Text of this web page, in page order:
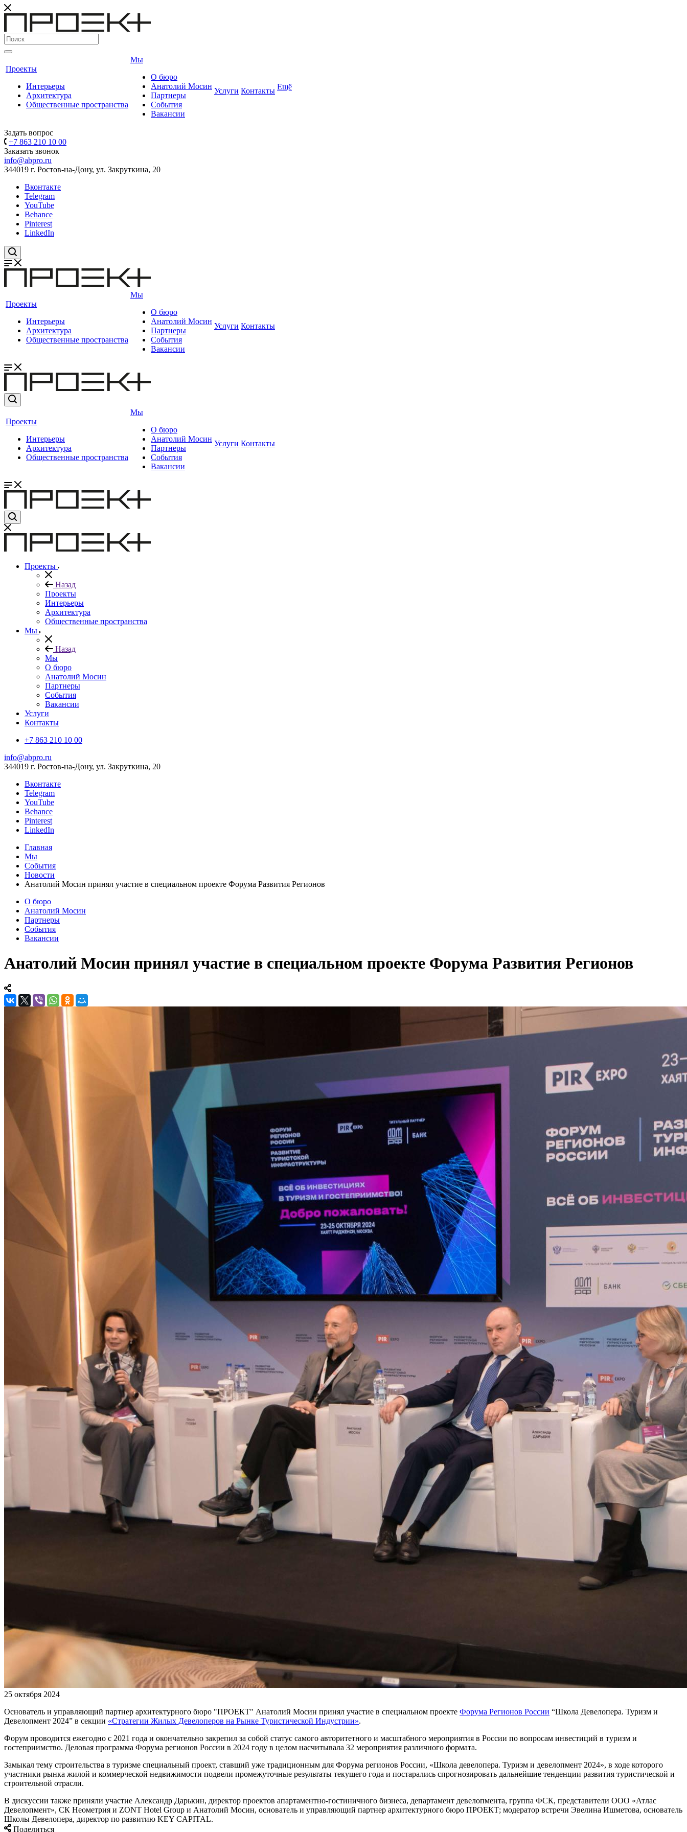
Проекты
Интерьеры
Архитектура
Общественные пространства
Мы
О бюро
Анатолий Мосин
Партнеры
События
Вакансии
Услуги Контакты Ещё
Задать вопрос
+7 863 210 10 00
Заказать звонок
info@abpro.ru
344019 г. Ростов-на-Дону, ул. Закруткина, 20
Вконтакте
Telegram
YouTube
Behance
Pinterest
LinkedIn
Проекты
Интерьеры
Архитектура
Общественные пространства
Мы
О бюро
Анатолий Мосин
Партнеры
События
Вакансии
Услуги Контакты
Проекты
Интерьеры
Архитектура
Общественные пространства
Мы
О бюро
Анатолий Мосин
Партнеры
События
Вакансии
Услуги Контакты
Проекты
Назад
Проекты
Интерьеры
Архитектура
Общественные пространства
Мы
Назад
Мы
О бюро
Анатолий Мосин
Партнеры
События
Вакансии
Услуги
Контакты
+7 863 210 10 00
info@abpro.ru
344019 г. Ростов-на-Дону, ул. Закруткина, 20
Вконтакте
Telegram
YouTube
Behance
Pinterest
LinkedIn
Главная
Мы
События
Новости
Анатолий Мосин принял участие в специальном проекте Форума Развития Регионов
О бюро
Анатолий Мосин
Партнеры
События
Вакансии
Анатолий Мосин принял участие в специальном проекте Форума Развития Регионов
25 октября 2024
Основатель и управляющий партнер архитектурного бюро "ПРОЕКТ" Анатолий Мосин принял участие в специальном проекте Форума Регионов России “Школа Девелопера. Туризм и
Девелопмент 2024” в секции «Стратегии Жилых Девелоперов на Рынке Туристической Индустрии».
Форум проводится ежегодно с 2021 года и окончательно закрепил за собой статус самого авторитетного и масштабного мероприятия в России по вопросам инвестиций в туризм и
гостеприимство. Деловая программа Форума регионов России в 2024 году в целом насчитывала 32 мероприятия различного формата.
Замыкал тему строительства в туризме специальный проект, ставший уже традиционным для Форума регионов России, «Школа девелопера. Туризм и девелопмент 2024», в ходе которого
участники рынка жилой и коммерческой недвижимости подвели промежуточные результаты текущего года и постарались спрогнозировать дальнейшие тенденции развития туристической и
строительной отрасли.
В дискуссии также приняли участие Александр Дарькин, директор проектов апартаментно-гостиничного бизнеса, департамент девелопмента, группа ФСК, представители ООО «Атлас
Девелопмент», СК Неометрия и ZONT Hotel Group и Анатолий Мосин, основатель и управляющий партнер архитектурного бюро ПРОЕКТ; модератор встречи Эвелина Ишметова, основатель
Школы Девелопера, директор по развитию KEY CAPITAL.
Поделиться